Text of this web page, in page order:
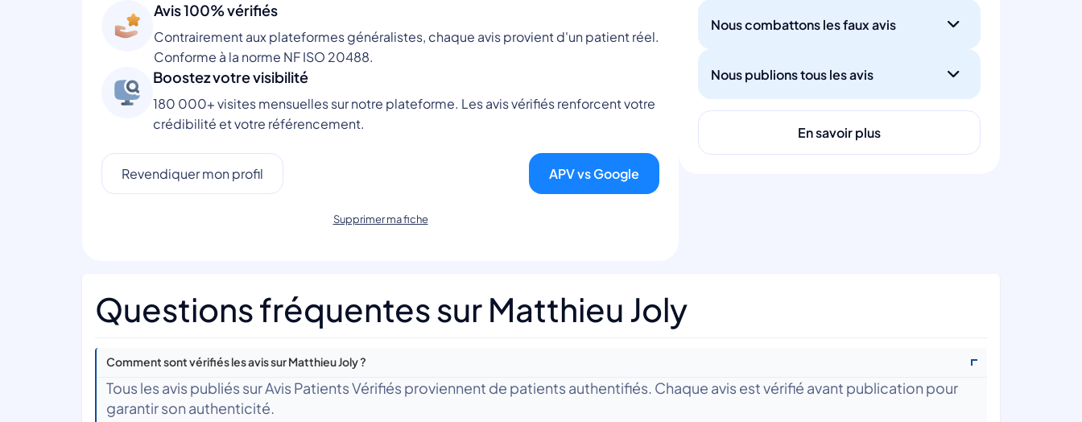
Avis 100% vérifiés
Contrairement aux plateformes généralistes, chaque avis provient d'un patient réel.
Conforme à la norme NF ISO 20488.
Boostez votre visibilité
180 000+ visites mensuelles sur notre plateforme. Les avis vérifiés renforcent votre
crédibilité et votre référencement.
Revendiquer mon profil APV vs Google
Supprimer ma fiche
Nous combattons les faux avis
Nous publions tous les avis
En savoir plus
Questions fréquentes sur Matthieu Joly
Comment sont vérifiés les avis sur Matthieu Joly ?
Tous les avis publiés sur Avis Patients Vérifiés proviennent de patients authentifiés. Chaque avis est vérifié avant publication pour
garantir son authenticité.